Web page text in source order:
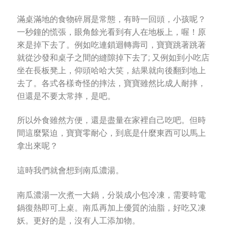
滿桌滿地的食物碎屑是常態，有時一回頭，小孩呢？
一秒鐘的慌張，眼角餘光看到有人在地板上，喔！原
來是掉下去了。例如吃連鎖迴轉壽司，寶寶跳著跳著
就從沙發和桌子之間的縫隙掉下去了; 又例如到小吃店
坐在長板凳上，仰頭哈哈大笑，結果就向後翻到地上
去了。各式各樣奇怪的摔法，寶寶雖然比成人耐摔，
但還是不要太常摔，是吧。
所以外食雖然方便，還是盡量在家裡自己吃吧。但時
間這麼緊迫，寶寶零耐心，到底是什麼東西可以馬上
拿出來呢？
這時我們就會想到南瓜濃湯。
南瓜濃湯一次煮一大鍋，分裝成小包冷凍，需要時電
鍋復熱即可上桌。南瓜再加上優質的油脂，好吃又凍
妖。更好的是，沒有人工添加物。